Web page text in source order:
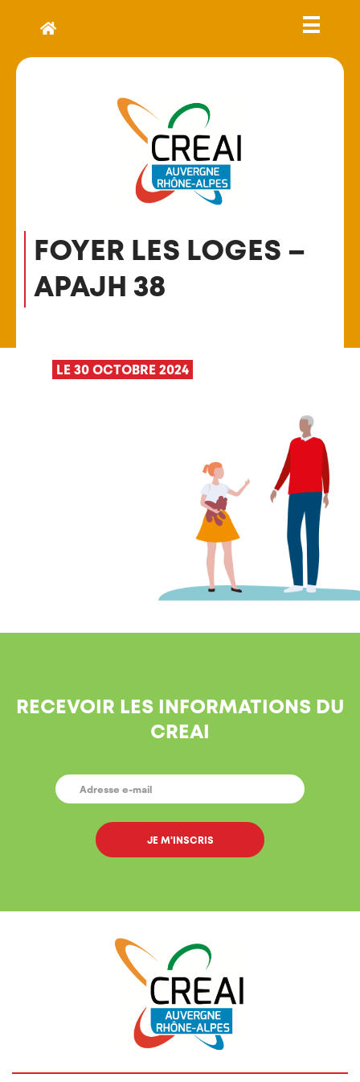
FOYER LES LOGES –
APAJH 38
LE 30 OCTOBRE 2024
RECEVOIR LES INFORMATIONS DU
CREAI
E-
MAIL *